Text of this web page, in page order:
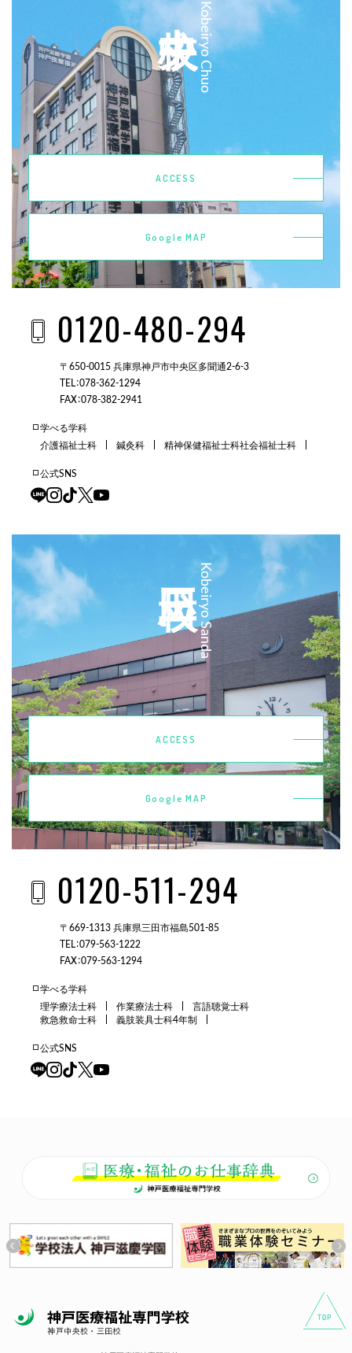
Kobeiryo Chuo
ACCESS
Google MAP
0120-480-294
〒650-0015 兵庫県神戸市中央区多聞通2-6-3
TEL：078-362-1294
FAX：078-382-2941
学べる学科
介護福祉士科
鍼灸科 精神保健福祉士科社会福祉士科
公式SNS
Kobeiryo Sanda
ACCESS
Google MAP
0120-511-294
〒669-1313 兵庫県三田市福島501-85
TEL：079-563-1222
FAX：079-563-1294
学べる学科
理学療法士科
作業療法士科
言語聴覚士科
救急救命士科
義肢装具士科4年制
公式SNS